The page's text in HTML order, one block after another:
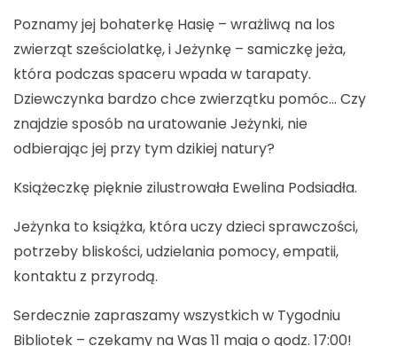
Poznamy jej bohaterkę Hasię – wrażliwą na los
zwierząt sześciolatkę, i Jeżynkę – samiczkę jeża,
która podczas spaceru wpada w tarapaty.
Dziewczynka bardzo chce zwierzątku pomóc… Czy
znajdzie sposób na uratowanie Jeżynki, nie
odbierając jej przy tym dzikiej natury?
Książeczkę pięknie zilustrowała Ewelina Podsiadła.
Jeżynka to książka, która uczy dzieci sprawczości,
potrzeby bliskości, udzielania pomocy, empatii,
kontaktu z przyrodą.
Serdecznie zapraszamy wszystkich w Tygodniu
Bibliotek – czekamy na Was 11 maja o godz. 17:00!